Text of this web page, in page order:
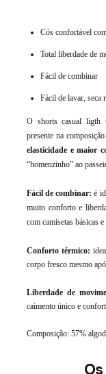
Cós confortável
Total liberdade de
Fácil de combinar
Fácil de lavar, seca
O shorts casual ligth
presente na
elasticidade e maior
“homenzinho” ao
Fácil de combinar:é
muito conforto e
com camisetas básicas
Conforto térmico:
corpo fresco mesmo
Liberdade de
caimento único e
Composição: 57%